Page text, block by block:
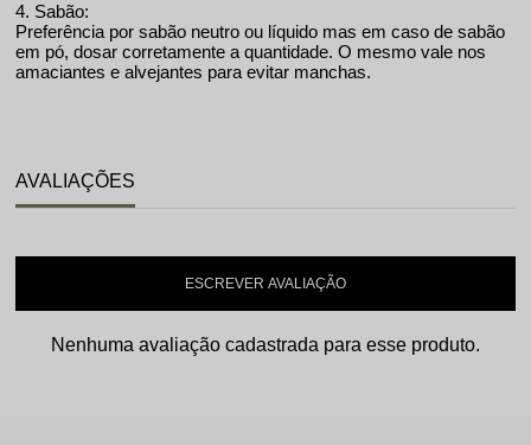
4. Sabão:
Preferência por sabão neutro ou líquido mas em caso de sabão
em pó, dosar corretamente a quantidade. O mesmo vale nos
amaciantes e alvejantes para evitar manchas.
AVALIAÇÕES
ESCREVER AVALIAÇÃO
Nenhuma avaliação cadastrada para esse produto.